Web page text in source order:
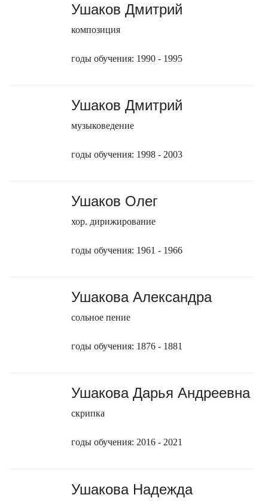
Ушаков Дмитрий
композиция
годы обучения: 1990 - 1995
Ушаков Дмитрий
музыковедение
годы обучения: 1998 - 2003
Ушаков Олег
хор. дирижирование
годы обучения: 1961 - 1966
Ушакова Александра
сольное пение
годы обучения: 1876 - 1881
Ушакова Дарья Андреевна
скрипка
годы обучения: 2016 - 2021
Ушакова Надежда